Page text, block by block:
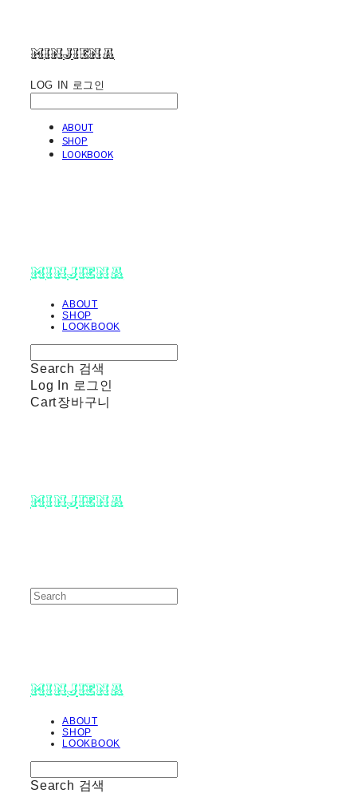
minjiena
LOG IN 로그인
ABOUT
SHOP
LOOKBOOK
minjiena
ABOUT
SHOP
LOOKBOOK
Search 검색
Log In 로그인
Cart장바구니
minjiena
minjiena
ABOUT
SHOP
LOOKBOOK
Search 검색